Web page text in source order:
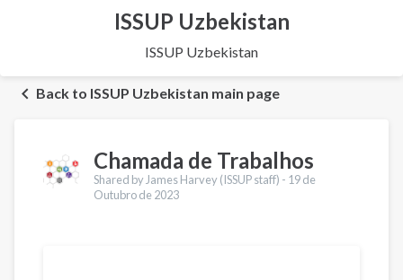
ISSUP Uzbekistan
ISSUP Uzbekistan
Back to ISSUP Uzbekistan main page
Chamada de Trabalhos
Shared by James Harvey (ISSUP staff) - 19 de
Outubro de 2023